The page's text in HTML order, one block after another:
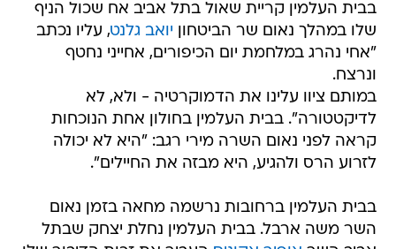
בבית העלמין קריית שאול בתל אביב אח שכול הניף
שלו במהלך נאום שר הביטחון יואב גלנט, עליו נכתב
"אחי נהרג במלחמת יום הכיפורים, אחייני נחטף
ונרצח.
במותם ציוו עלינו את הדמוקרטיה - ולא, לא
לדיקטטורה". בבית העלמין בחולון אחת הנוכחות
קראה לפני נאום השרה מירי רגב: "היא לא יכולה
לזרוע הרס ולהגיע, היא מבזה את החיילים".
בבית העלמין ברחובות נרשמה מחאה בזמן נאום
השר משה ארבל. בבית העלמין נחלת יצחק שבתל